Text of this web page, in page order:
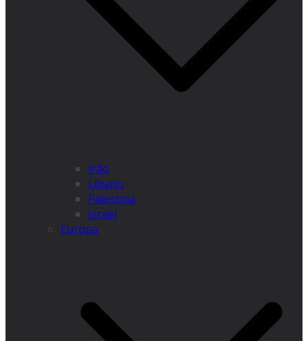
Irão
Líbano
Palestina
Israel
Europa